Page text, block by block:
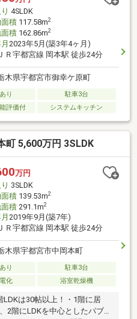
4SLDK
積117.58m2
積162.86m2
2023年5月(築3年4ヶ月)
ＪＲ宇都宮線 岡本駅 徒歩24分
木県宇都宮市御幸ケ原町
り
駐車3台
評価付 システムキッチン
町 5,600万円 3SLDK
万円
3SLDK
積139.53m2
積291.1m2
2019年9月(築7年)
ＪＲ宇都宮線 岡本駅 徒歩24分
木県宇都宮市中岡本町
り
駐車3台
化 浴室乾燥機
は30帖以上！・1階に居
2階にLDKを中心としたパブリ